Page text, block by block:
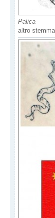
Palica
altro